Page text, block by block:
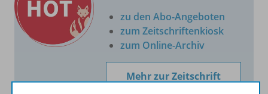
zu den Abo-Angeboten
zum Zeitschriftenkiosk
zum Online-Archiv
Mehr zur Zeitschrift